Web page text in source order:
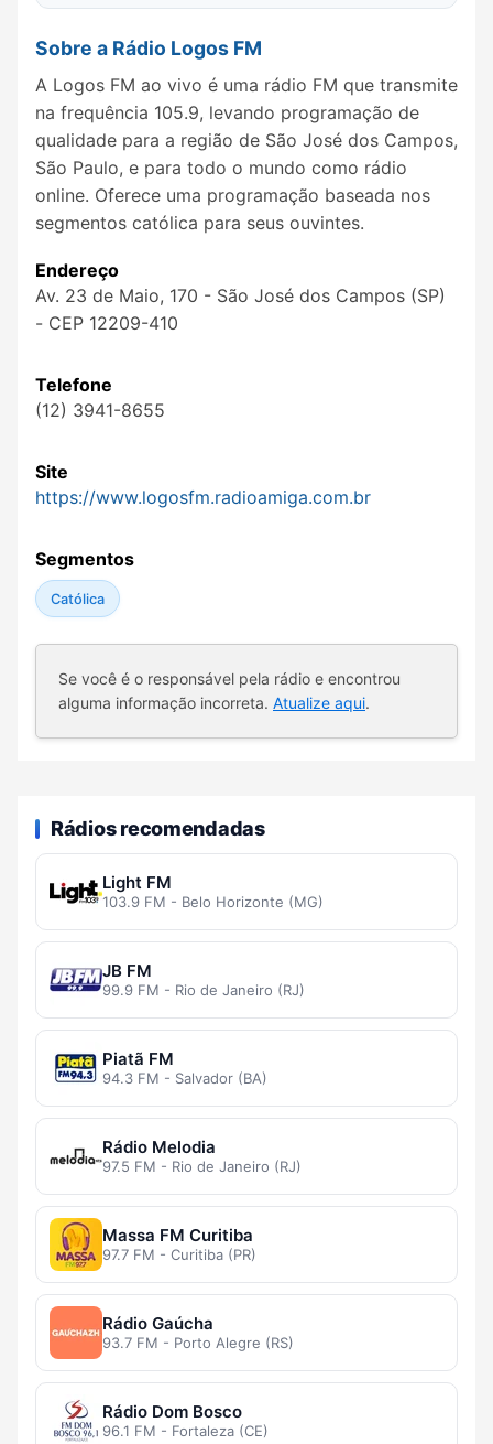
Sobre a Rádio Logos FM
A Logos FM ao vivo é uma rádio FM que transmite
na frequência 105.9, levando programação de
qualidade para a região de São José dos Campos,
São Paulo, e para todo o mundo como rádio
online. Oferece uma programação baseada nos
segmentos católica para seus ouvintes.
Endereço
Av. 23 de Maio, 170 - São José dos Campos (SP)
- CEP 12209-410
Telefone
(12) 3941-8655
Site
https://www.logosfm.radioamiga.com.br
Segmentos
Católica
Se você é o responsável pela rádio e encontrou
alguma informação incorreta. Atualize aqui.
Rádios recomendadas
Light FM
103.9 FM - Belo Horizonte (MG)
JB FM
99.9 FM - Rio de Janeiro (RJ)
Piatã FM
94.3 FM - Salvador (BA)
Rádio Melodia
97.5 FM - Rio de Janeiro (RJ)
Massa FM Curitiba
97.7 FM - Curitiba (PR)
Rádio Gaúcha
93.7 FM - Porto Alegre (RS)
Rádio Dom Bosco
96.1 FM - Fortaleza (CE)